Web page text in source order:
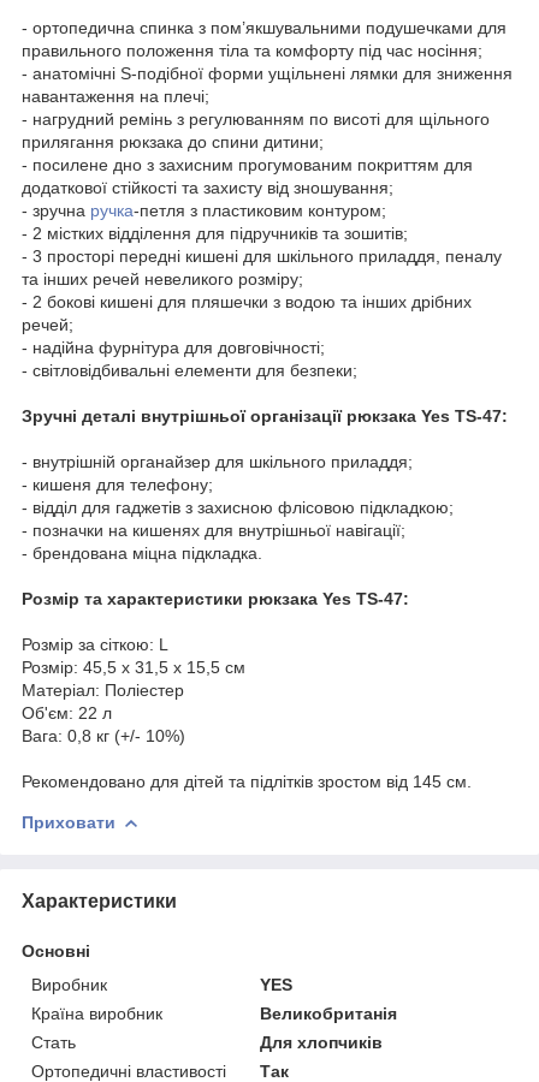
- ортопедична спинка з пом’якшувальними подушечками для
правильного положення тіла та комфорту під час носіння;
- анатомічні S-подібної форми ущільнені лямки для зниження
навантаження на плечі;
- нагрудний ремінь з регулюванням по висоті для щільного
прилягання рюкзака до спини дитини;
- посилене дно з захисним прогумованим покриттям для
додаткової стійкості та захисту від зношування;
- зручна ручка-петля з пластиковим контуром;
- 2 містких відділення для підручників та зошитів;
- 3 просторі передні кишені для шкільного приладдя, пеналу
та інших речей невеликого розміру;
- 2 бокові кишені для пляшечки з водою та інших дрібних
речей;
- надійна фурнітура для довговічності;
- світловідбивальні елементи для безпеки;
Зручні деталі внутрішньої організації рюкзака Yes TS-47:
- внутрішній органайзер для шкільного приладдя;
- кишеня для телефону;
- відділ для гаджетів з захисною флісовою підкладкою;
- позначки на кишенях для внутрішньої навігації;
- брендована міцна підкладка.
Розмір та характеристики рюкзака Yes TS-47:
Розмір за сіткою: L
Розмір: 45,5 х 31,5 х 15,5 см
Матеріал: Поліестер
Об'єм: 22 л
Вага: 0,8 кг (+/- 10%)
Рекомендовано для дітей та підлітків зростом від 145 см.
Приховати
Характеристики
Основні
Виробник
YES
Країна виробник
Великобританія
Стать
Для хлопчиків
Ортопедичні властивості
Так